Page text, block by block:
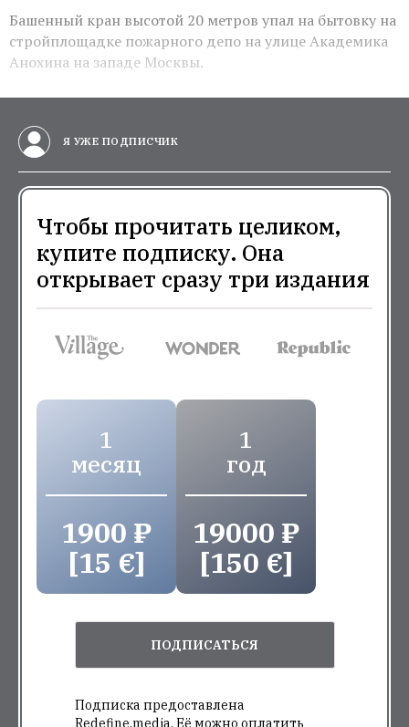
Башенный кран высотой 20 метров упал на бытовку на
стройплощадке пожарного депо на улице Академика
Анохина на западе Москвы.
Я УЖЕ ПОДПИСЧИК
Чтобы прочитать целиком,
купите подписку. Она
открывает сразу три издания
1
месяц
1900 ₽
[15 €]
1
год
19000 ₽
[150 €]
ПОДПИСАТЬСЯ
Подписка предоставлена